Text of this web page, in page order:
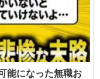
能になった無職お